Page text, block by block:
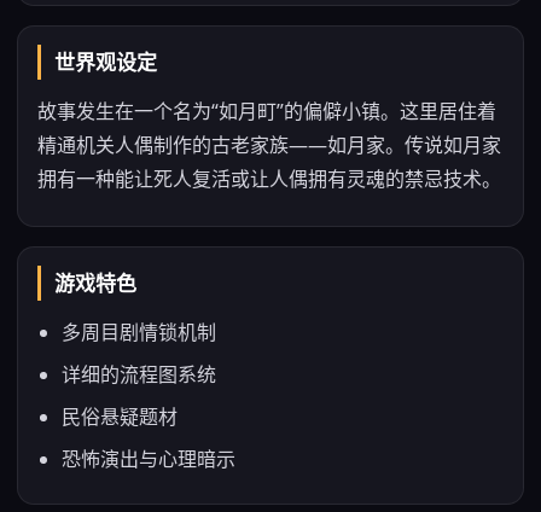
世界观设定
故事发生在一个名为“如月町”的偏僻小镇。这里居住着
精通机关人偶制作的古老家族——如月家。传说如月家
拥有一种能让死人复活或让人偶拥有灵魂的禁忌技术。
游戏特色
多周目剧情锁机制
详细的流程图系统
民俗悬疑题材
恐怖演出与心理暗示